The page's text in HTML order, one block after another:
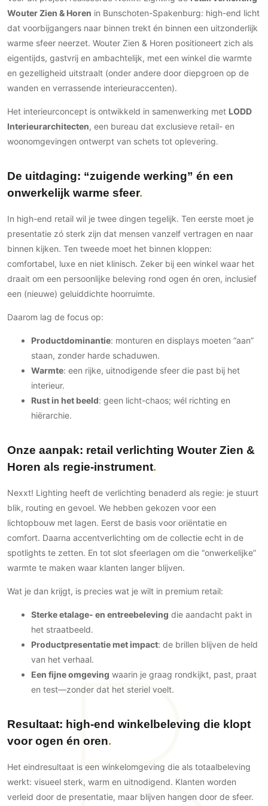
Keukenaccessoires
Keukenkranen
Ramen en deuren
Binnendeuren
Aluminium deuren
Houten deuren
Stalen deuren
Systeemwanden
Raambeslag
Meubelbeslag
Vloer
Vloeren
Beton Ciré vloeren
PVC vloeren
Gietvloeren
Houten vloeren
Vloerkleden
Wandafwerking
Beton Ciré
Natuursteen en keramiek
Leer
Stucwerk
Spuitwerk
Technologie
Audio/Video
Thuisbioscoop
Mirror TV
Akoestiek
Binnenzwembaden
Wijnkelder en wijnkasten
Gevelbekleding
Houten gevelbekleding
Stucwerk
Schilderwerk buiten
Zonwering
Zonwering buiten
Zakelijk
Horeca
Kantoor
Wouter Zien & Horen in Bunschoten-Spakenburg: high-end licht
dat voorbijgangers naar binnen trekt én binnen een uitzonderlijk
warme sfeer neerzet. Wouter Zien & Horen positioneert zich als
eigentijds, gastvrij en ambachtelijk, met een winkel die warmte
en gezelligheid uitstraalt (onder andere door diepgroen op de
wanden en verrassende interieuraccenten).
Het interieurconcept is ontwikkeld in samenwerking met LODD
Interieurarchitecten, een bureau dat exclusieve retail- en
woonomgevingen ontwerpt van schets tot oplevering.
De uitdaging: “zuigende werking” én een
onwerkelijk warme sfeer
In high-end retail wil je twee dingen tegelijk. Ten eerste moet je
presentatie zó sterk zijn dat mensen vanzelf vertragen en naar
binnen kijken. Ten tweede moet het binnen kloppen:
comfortabel, luxe en niet klinisch. Zeker bij een winkel waar het
draait om een persoonlijke beleving rond ogen én oren, inclusief
een (nieuwe) geluiddichte hoorruimte.
Daarom lag de focus op:
Productdominantie: monturen en displays moeten “aan”
staan, zonder harde schaduwen.
Warmte: een rijke, uitnodigende sfeer die past bij het
interieur.
Rust in het beeld: geen licht-chaos; wél richting en
hiërarchie.
Onze aanpak: retail verlichting Wouter Zien &
Horen als regie-instrument
Nexxt! Lighting heeft de verlichting benaderd als regie: je stuurt
blik, routing en gevoel. We hebben gekozen voor een
lichtopbouw met lagen. Eerst de basis voor oriëntatie en
comfort. Daarna accentverlichting om de collectie echt in de
spotlights te zetten. En tot slot sfeerlagen om die “onwerkelijke”
warmte te maken waar klanten langer blijven.
Wat je dan krijgt, is precies wat je wilt in premium retail:
Sterke etalage- en entreebeleving die aandacht pakt in
het straatbeeld.
Productpresentatie met impact: de brillen blijven de held
van het verhaal.
Een fijne omgeving waarin je graag rondkijkt, past, praat
en test—zonder dat het steriel voelt.
Resultaat: high-end winkelbeleving die klopt
voor ogen én oren
Het eindresultaat is een winkelomgeving die als totaalbeleving
werkt: visueel sterk, warm en uitnodigend. Klanten worden
verleid door de presentatie, maar blijven hangen door de sfeer.